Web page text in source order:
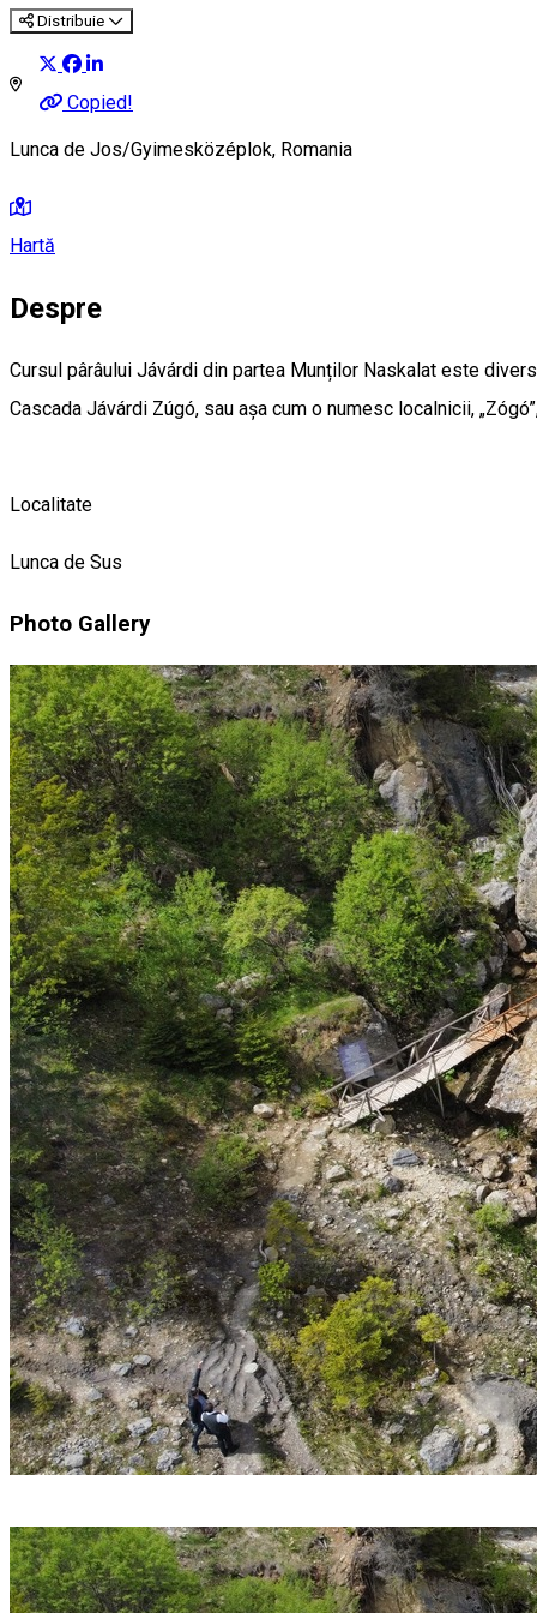
Distribuie
Copied!
Lunca de Jos/Gyimesközéplok, Romania
Hartă
Despre
Cursul pârâului Jávárdi din partea Munților Naskalat este
Cascada Jávárdi Zúgó, sau așa cum o numesc localnicii,
Localitate
Lunca de Sus
Photo Gallery